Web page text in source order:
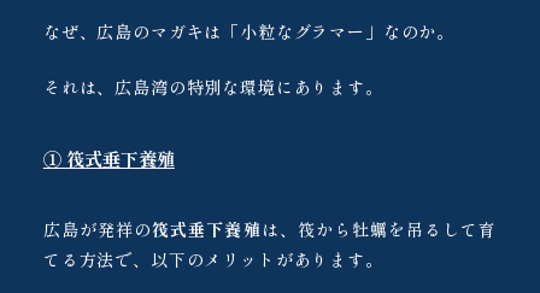
なぜ、広島のマガキは「小粒なグラマー」なのか。
それは、広島湾の特別な環境にあります。
① 筏式垂下養殖
広島が発祥の筏式垂下養殖は、筏から牡蠣を吊るして育
てる方法で、以下のメリットがあります。